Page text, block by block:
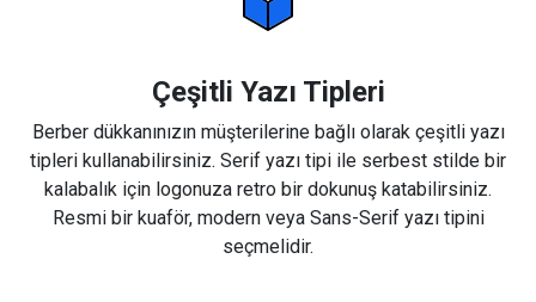
Çeşitli Yazı Tipleri
Berber dükkanınızın müşterilerine bağlı olarak çeşitli yazı
tipleri kullanabilirsiniz. Serif yazı tipi ile serbest stilde bir
kalabalık için logonuza retro bir dokunuş katabilirsiniz.
Resmi bir kuaför, modern veya Sans-Serif yazı tipini
seçmelidir.